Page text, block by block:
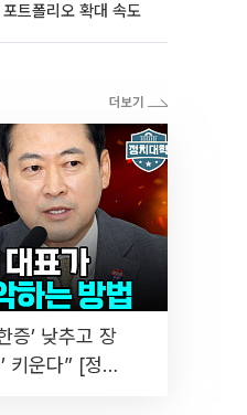
트폴리오 확대 속도
증’ 낮추고 장
키운다” [정치